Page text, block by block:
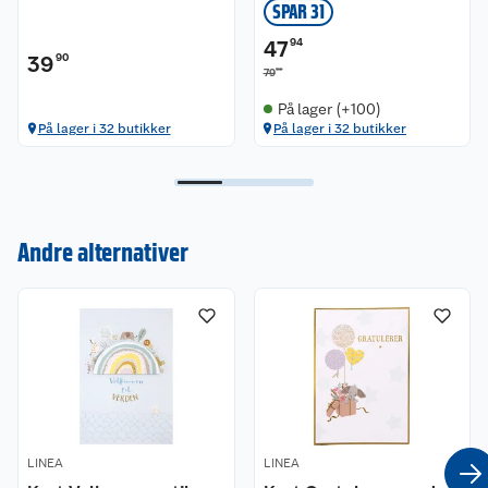
3990
På lager i 32 butikker
SPAR 31
4794
7990
På lager (+100)
På lager i 32 butikker
Andre alternativer
LINEA LINEA
Nyheter
Våre butikker
Våre merkevarer
Coop kjeder
Angre- og returrett
Reklamasjon og garanti
Ofte stilte spørsmål
Betalingsalternativer